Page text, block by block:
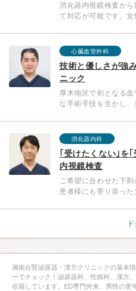
消化器内視鏡検査か
て対応が可能です。女
心臓血管外科
技術と優しさが強
ニック
厚木地区で初となる
な手術手技を生かし、
消化器内科
｢受けたくない｣を
内視鏡検査
ご希望に合わせた下
患者様にも寄り添った
湘南台腎泌尿器・漢方クリニックの基本
ーでチェック！泌尿器科、性病科、漢方
在籍しています。ED専門外来、男性の更